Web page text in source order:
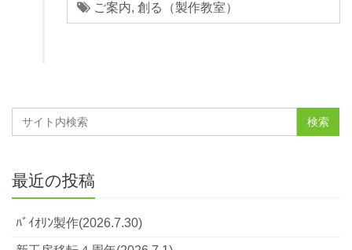
ご案内, 創る（製作教室）
最近の投稿
ﾊﾞｲｵﾘﾝ製作(2026.7.30)